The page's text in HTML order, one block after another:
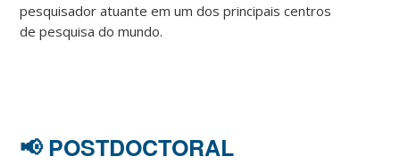
pesquisador atuante em um dos principais centros
de pesquisa do mundo.
📢 POSTDOCTORAL